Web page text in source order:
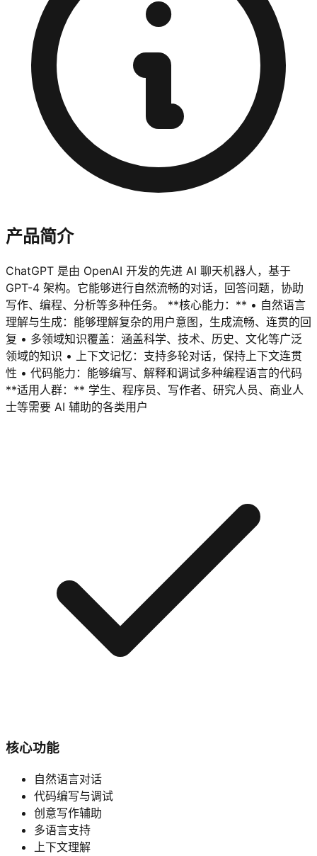
产品简介
ChatGPT 是由 OpenAI 开发的先进 AI 聊天机器人，基于
GPT-4 架构。它能够进行自然流畅的对话，回答问题，协助
写作、编程、分析等多种任务。 **核心能力：** • 自然语言
理解与生成：能够理解复杂的用户意图，生成流畅、连贯的回
复 • 多领域知识覆盖：涵盖科学、技术、历史、文化等广泛
领域的知识 • 上下文记忆：支持多轮对话，保持上下文连贯
性 • 代码能力：能够编写、解释和调试多种编程语言的代码
**适用人群：** 学生、程序员、写作者、研究人员、商业人
士等需要 AI 辅助的各类用户
核心功能
自然语言对话
代码编写与调试
创意写作辅助
多语言支持
上下文理解